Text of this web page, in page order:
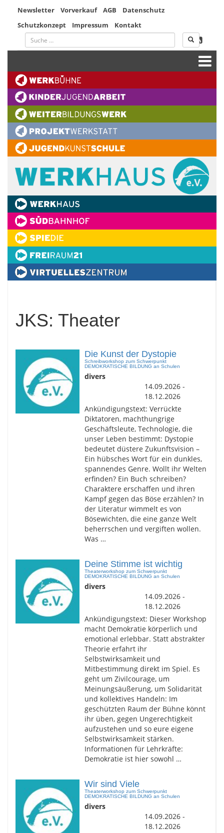
Newsletter Vorverkauf AGB
Datenschutz
Schutzkonzept
Impressum Kontakt
JKS: Theater
Die Kunst der Dystopie
Schreibworkshop zum Schwerpunkt
DEMOKRATISCHE BILDUNG an Schulen
divers
14.09.2026 -
18.12.2026
Ankündigungstext: Verrückte
Diktatoren, machthungrige
Geschäftsleute, Technologie, die
unser Leben bestimmt: Dystopie
bedeutet düstere Zukunftsvision –
Ein hübsches Wort für ein dunkles,
spannendes Genre. Wollt ihr Welten
erfinden? Ein Buch schreiben?
Charaktere erschaffen und ihren
Kampf gegen das Böse erzählen? In
der Literatur wimmelt es von
Bösewichten, die eine ganze Welt
beherrschen und vergiften wollen.
Was …
Deine Stimme ist wichtig
Theaterworkshop zum Schwerpunkt
DEMOKRATISCHE BILDUNG an Schulen
divers
14.09.2026 -
18.12.2026
Ankündigungstext: Dieser Workshop
macht Demokratie körperlich und
emotional erlebbar. Statt abstrakter
Theorie erfahrt ihr
Selbstwirksamkeit und
Mitbestimmung direkt im Spiel. Es
geht um Zivilcourage, um
Meinungsäußerung, um Solidarität
und kollektives Handeln: Im
geschützten Raum der Bühne könnt
ihr üben, gegen Ungerechtigkeit
aufzustehen und so eure eigene
Selbstwirksamkeit stärken.
Informationen für Lehrkräfte:
Demokratie ist hier sowohl …
Wir sind Viele
Theaterworkshop zum Schwerpunkt
DEMOKRATISCHE BILDUNG an Schulen
divers
14.09.2026 -
18.12.2026